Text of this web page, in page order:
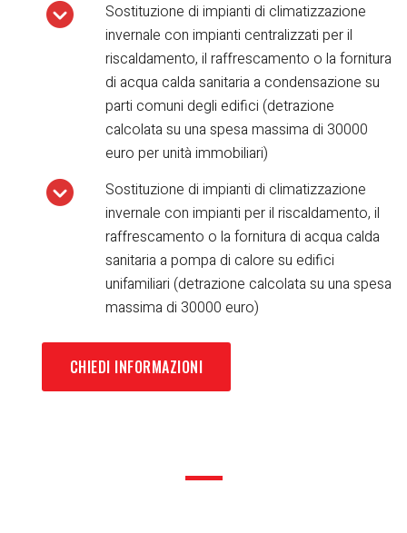
Sostituzione di impianti di climatizzazione
invernale con impianti centralizzati per il
riscaldamento, il raffrescamento o la fornitura
di acqua calda sanitaria a condensazione su
parti comuni degli edifici (detrazione
calcolata su una spesa massima di 30000
euro per unità immobiliari)
Sostituzione di impianti di climatizzazione
invernale con impianti per il riscaldamento, il
raffrescamento o la fornitura di acqua calda
sanitaria a pompa di calore su edifici
unifamiliari (detrazione calcolata su una spesa
massima di 30000 euro)
CHIEDI INFORMAZIONI